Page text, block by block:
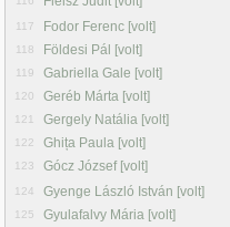
117 Fodor Ferenc [volt]
118 Földesi Pál [volt]
119 Gabriella Gale [volt]
120 Geréb Márta [volt]
121 Gergely Natália [volt]
122 Ghița Paula [volt]
123 Gócz József [volt]
124 Gyenge László István [volt]
125 Gyulafalvy Mária [volt]